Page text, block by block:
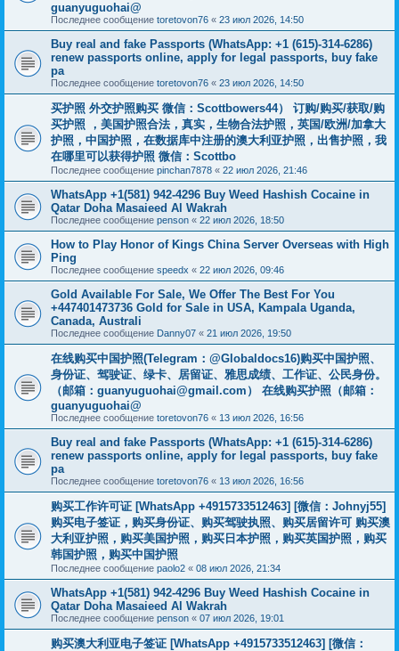
guanyuguohai@
Последнее сообщение toretovon76 « 23 июл 2026, 14:50
Buy real and fake Passports (WhatsApp: +1 (615)-314-6286)
renew passports online, apply for legal passports, buy fake
pa
Последнее сообщение toretovon76 « 23 июл 2026, 14:50
买护照 外交护照购买 微信：Scottbowers44） 订购/购买/获取/购
买护照 ，美国护照合法，真实，生物合法护照，英国/欧洲/加拿大
护照，中国护照，在数据库中注册的澳大利亚护照，出售护照，我
在哪里可以获得护照 微信：Scottbo
Последнее сообщение pinchan7878 « 22 июл 2026, 21:46
WhatsApp +1(581) 942-4296 Buy Weed Hashish Cocaine in
Qatar Doha Masaieed Al Wakrah
Последнее сообщение penson « 22 июл 2026, 18:50
How to Play Honor of Kings China Server Overseas with High
Ping
Последнее сообщение speedx « 22 июл 2026, 09:46
Gold Available For Sale, We Offer The Best For You
+447401473736 Gold for Sale in USA, Kampala Uganda,
Canada, Australi
Последнее сообщение Danny07 « 21 июл 2026, 19:50
在线购买中国护照(Telegram：@Globaldocs16)购买中国护照、
身份证、驾驶证、绿卡、居留证、雅思成绩、工作证、公民身份。
（邮箱： guanyuguohai@gmail.com ） 在线购买护照（邮箱：
guanyuguohai@
Последнее сообщение toretovon76 « 13 июл 2026, 16:56
Buy real and fake Passports (WhatsApp: +1 (615)-314-6286)
renew passports online, apply for legal passports, buy fake
pa
Последнее сообщение toretovon76 « 13 июл 2026, 16:56
购买工作许可证 [WhatsApp +4915733512463] [微信：Johnyj55]
购买电子签证，购买身份证、购买驾驶执照、购买居留许可 购买澳
大利亚护照，购买美国护照，购买日本护照，购买英国护照，购买
韩国护照，购买中国护照
Последнее сообщение paolo2 « 08 июл 2026, 21:34
WhatsApp +1(581) 942-4296 Buy Weed Hashish Cocaine in
Qatar Doha Masaieed Al Wakrah
Последнее сообщение penson « 07 июл 2026, 19:01
购买澳大利亚电子签证 [WhatsApp +4915733512463] [微信：